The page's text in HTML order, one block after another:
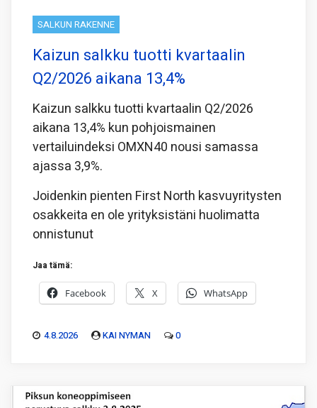
SALKUN RAKENNE
Kaizun salkku tuotti kvartaalin
Q2/2026 aikana 13,4%
Kaizun salkku tuotti kvartaalin Q2/2026
aikana 13,4% kun pohjoismainen
vertailuindeksi OMXN40 nousi samassa
ajassa 3,9%.
Joidenkin pienten First North kasvuyritysten
osakkeita en ole yrityksistäni huolimatta
onnistunut
Jaa tämä:
Facebook X WhatsApp
4.8.2026 KAI NYMAN 0